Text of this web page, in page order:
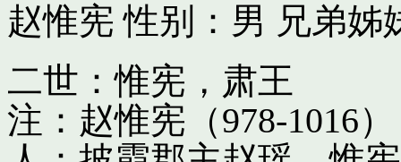
赵惟宪 性别：男 兄弟姊
二世：惟宪，肃王
注：赵惟宪（978-1016